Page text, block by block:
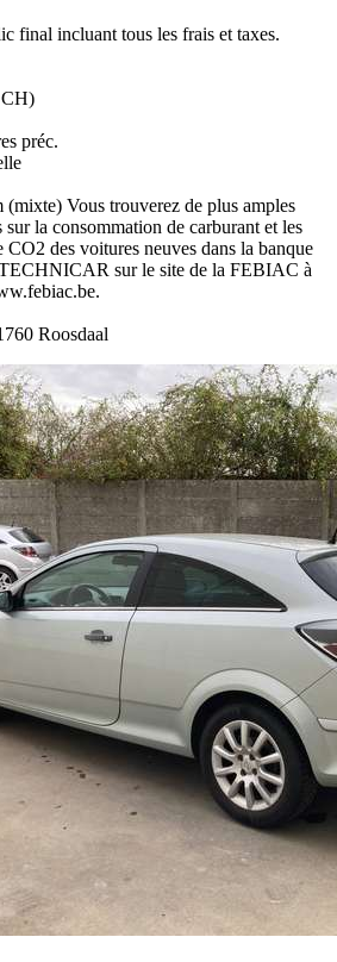
final incluant tous les frais et taxes.
préc.
(mixte) Vous trouverez de plus amples
la consommation de carburant et les
CO2 des voitures neuves dans la banque
sur le site de la FEBIAC à
Roosdaal